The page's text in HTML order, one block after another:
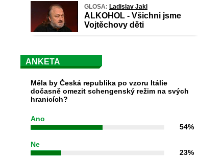
GLOSA: Ladislav Jakl
ALKOHOL - Všichni jsme
Vojtěchovy děti
ANKETA
Měla by Česká republika po vzoru Itálie
dočasně omezit schengenský režim na svých
hranicích?
Ano
54%
Ne
23%